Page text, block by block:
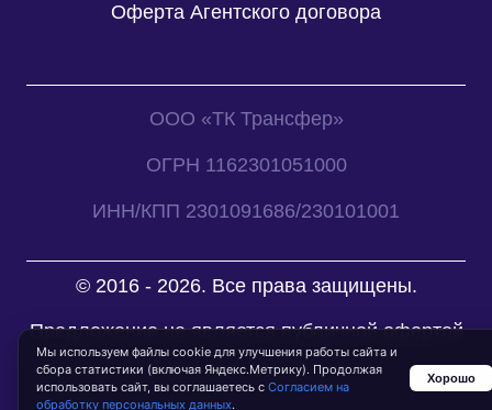
Мы используем файлы cookie для улучшения работы сайта и
сбора статистики (включая Яндекс.Метрику). Продолжая
использовать сайт, вы соглашаетесь с Согласием на
обработку персональных данных.
Хорошо
Оферта Агентского договора
ООО «ТК Трансфер»
ОГРН 1162301051000
ИНН/КПП 2301091686/230101001
© 2016 - 2026. Все права защищены.
Предложение не является публичной офертой